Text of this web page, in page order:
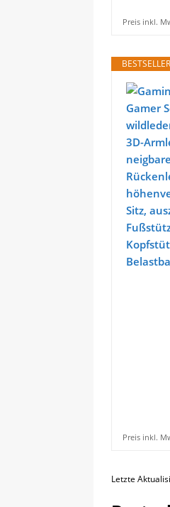
Preis inkl.
Preis inkl.
Letzte